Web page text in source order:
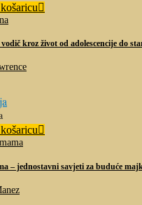
kroz život od adolescencije do
– jednostavni savjeti za buduće